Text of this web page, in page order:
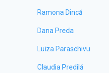
Ramona Dincă
Dana Preda
Luiza Paraschivu
Claudia Predilă